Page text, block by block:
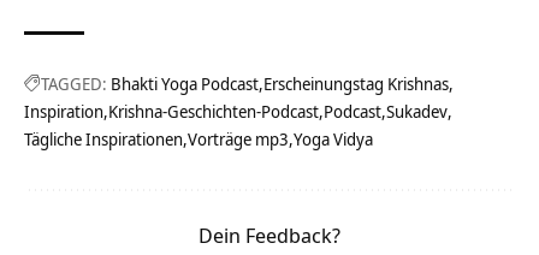
TAGGED: Bhakti Yoga Podcast Erscheinungstag Krishnas
Inspiration Krishna-Geschichten-Podcast Podcast Sukadev
Tägliche Inspirationen Vorträge mp3 Yoga Vidya
Dein Feedback?